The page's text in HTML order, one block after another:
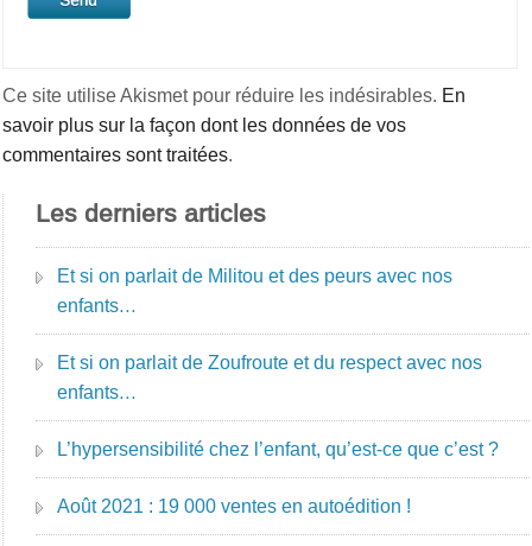
Ce site utilise Akismet pour réduire les indésirables. En
savoir plus sur la façon dont les données de vos
commentaires sont traitées.
Les derniers articles
Et si on parlait de Militou et des peurs avec nos
enfants…
Et si on parlait de Zoufroute et du respect avec nos
enfants…
L’hypersensibilité chez l’enfant, qu’est-ce que c’est ?
Août 2021 : 19 000 ventes en autoédition !